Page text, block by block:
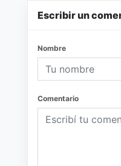
Escribir un
Nombre
Comentario